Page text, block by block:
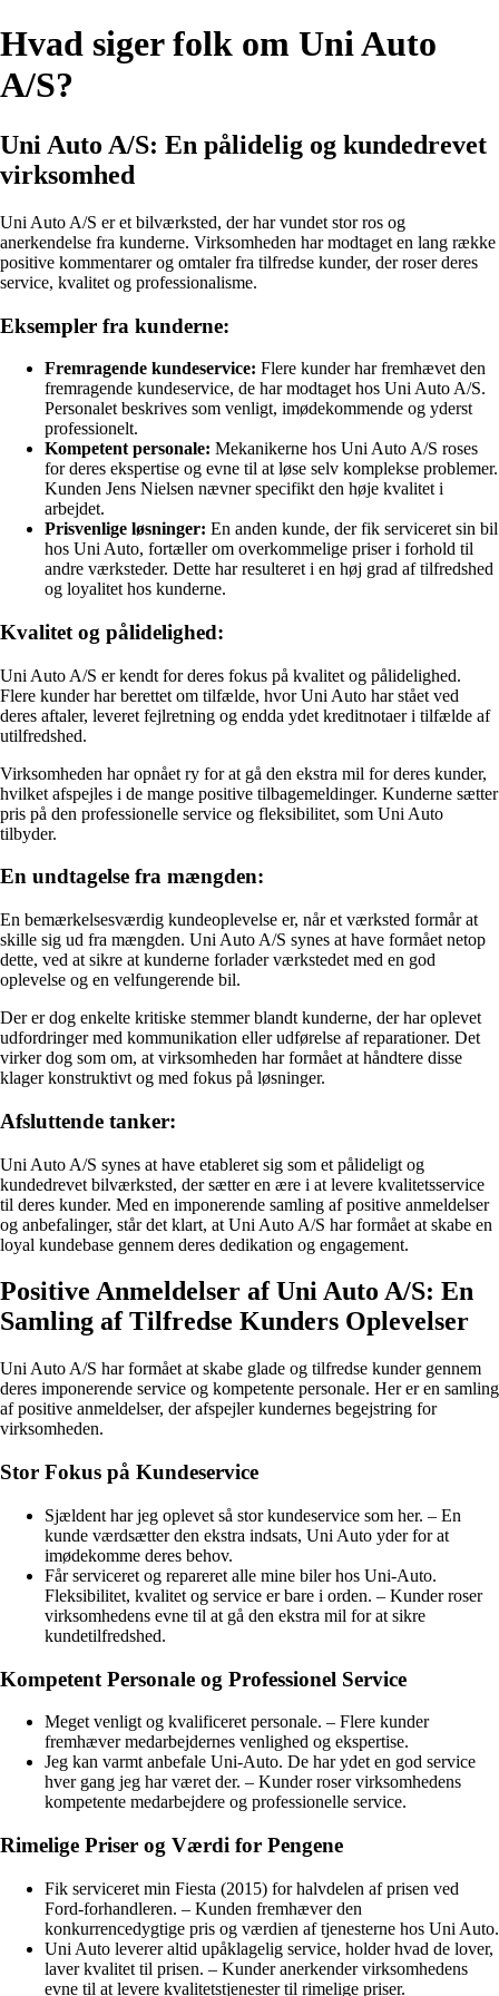
Hvad siger folk om Uni Auto
A/S?
Uni Auto A/S: En pålidelig og kundedrevet
virksomhed
Uni Auto A/S er et bilværksted, der har vundet stor ros og
anerkendelse fra kunderne. Virksomheden har modtaget en lang række
positive kommentarer og omtaler fra tilfredse kunder, der roser deres
service, kvalitet og professionalisme.
Eksempler fra kunderne:
Fremragende kundeservice: Flere kunder har fremhævet den
fremragende kundeservice, de har modtaget hos Uni Auto A/S.
Personalet beskrives som venligt, imødekommende og yderst
professionelt.
Kompetent personale: Mekanikerne hos Uni Auto A/S roses
for deres ekspertise og evne til at løse selv komplekse problemer.
Kunden Jens Nielsen nævner specifikt den høje kvalitet i
arbejdet.
Prisvenlige løsninger: En anden kunde, der fik serviceret sin bil
hos Uni Auto, fortæller om overkommelige priser i forhold til
andre værksteder. Dette har resulteret i en høj grad af tilfredshed
og loyalitet hos kunderne.
Kvalitet og pålidelighed:
Uni Auto A/S er kendt for deres fokus på kvalitet og pålidelighed.
Flere kunder har berettet om tilfælde, hvor Uni Auto har stået ved
deres aftaler, leveret fejlretning og endda ydet kreditnotaer i tilfælde af
utilfredshed.
Virksomheden har opnået ry for at gå den ekstra mil for deres kunder,
hvilket afspejles i de mange positive tilbagemeldinger. Kunderne sætter
pris på den professionelle service og fleksibilitet, som Uni Auto
tilbyder.
En undtagelse fra mængden:
En bemærkelsesværdig kundeoplevelse er, når et værksted formår at
skille sig ud fra mængden. Uni Auto A/S synes at have formået netop
dette, ved at sikre at kunderne forlader værkstedet med en god
oplevelse og en velfungerende bil.
Der er dog enkelte kritiske stemmer blandt kunderne, der har oplevet
udfordringer med kommunikation eller udførelse af reparationer. Det
virker dog som om, at virksomheden har formået at håndtere disse
klager konstruktivt og med fokus på løsninger.
Afsluttende tanker:
Uni Auto A/S synes at have etableret sig som et pålideligt og
kundedrevet bilværksted, der sætter en ære i at levere kvalitetsservice
til deres kunder. Med en imponerende samling af positive anmeldelser
og anbefalinger, står det klart, at Uni Auto A/S har formået at skabe en
loyal kundebase gennem deres dedikation og engagement.
Positive Anmeldelser af Uni Auto A/S: En
Samling af Tilfredse Kunders Oplevelser
Uni Auto A/S har formået at skabe glade og tilfredse kunder gennem
deres imponerende service og kompetente personale. Her er en samling
af positive anmeldelser, der afspejler kundernes begejstring for
virksomheden.
Stor Fokus på Kundeservice
Sjældent har jeg oplevet så stor kundeservice som her. – En
kunde værdsætter den ekstra indsats, Uni Auto yder for at
imødekomme deres behov.
Får serviceret og repareret alle mine biler hos Uni-Auto.
Fleksibilitet, kvalitet og service er bare i orden. – Kunder roser
virksomhedens evne til at gå den ekstra mil for at sikre
kundetilfredshed.
Kompetent Personale og Professionel Service
Meget venligt og kvalificeret personale. – Flere kunder
fremhæver medarbejdernes venlighed og ekspertise.
Jeg kan varmt anbefale Uni-Auto. De har ydet en god service
hver gang jeg har været der. – Kunder roser virksomhedens
kompetente medarbejdere og professionelle service.
Rimelige Priser og Værdi for Pengene
Fik serviceret min Fiesta (2015) for halvdelen af prisen ved
Ford-forhandleren. – Kunden fremhæver den
konkurrencedygtige pris og værdien af tjenesterne hos Uni Auto.
Uni Auto leverer altid upåklagelig service, holder hvad de lover,
laver kvalitet til prisen. – Kunder anerkender virksomhedens
evne til at levere kvalitetstjenester til rimelige priser.